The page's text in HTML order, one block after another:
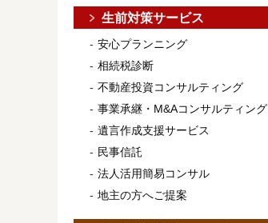
生前対策サービス
安心プランニング
相続税診断
不動産投資コンサルティング
事業承継・M&Aコンサルティング
遺言作成支援サービス
民事信託
法人活用簡易コンサル
地主の方へご提案